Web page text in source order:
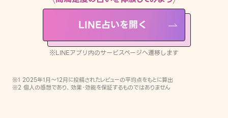
LINE占いを開く
※LINEアプリ内のサービスページへ遷移します
※1 2025年1月〜12月に投稿されたレビューの平均点をもとに算出
※2 個人の感想であり、効果・効能を保証するものではありません